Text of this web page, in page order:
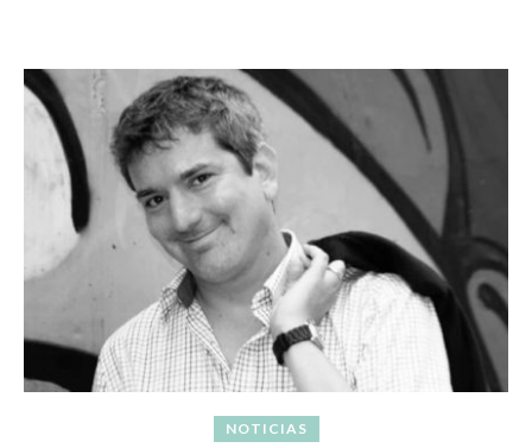
NOTICIAS